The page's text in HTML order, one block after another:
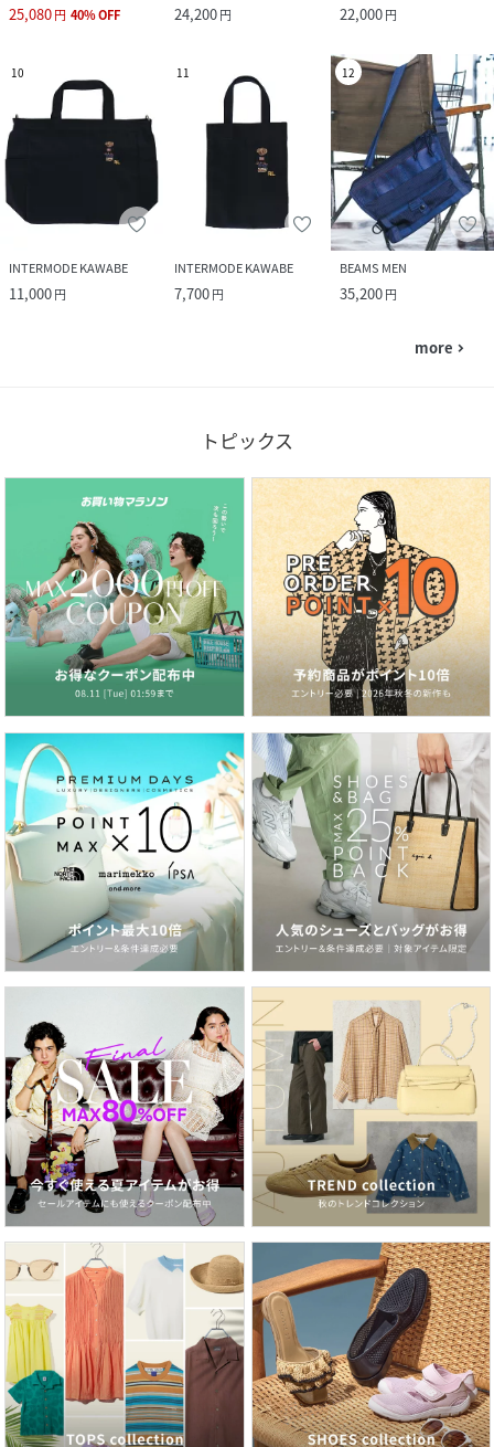
25,080円 40%OFF 24,200円 22,000円
10
INTERMODE KAWABE
11,000円
11
INTERMODE KAWABE
7,700円
12
BEAMS MEN
35,200円
more navigate_next
トピックス